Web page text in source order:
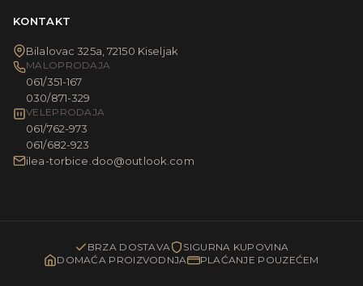
KONTAKT
Bilalovac 325a, 72150 Kiseljak
MALOPRODAJA
061/351-167
030/871-329
VELEPRODAJA
061/762-973
061/682-923
ilea-torbice.doo@outlook.com
BRZA DOSTAVA
SIGURNA KUPOVINA
DOMAĆA PROIZVODNJA
PLAĆANJE POUZEĆEM